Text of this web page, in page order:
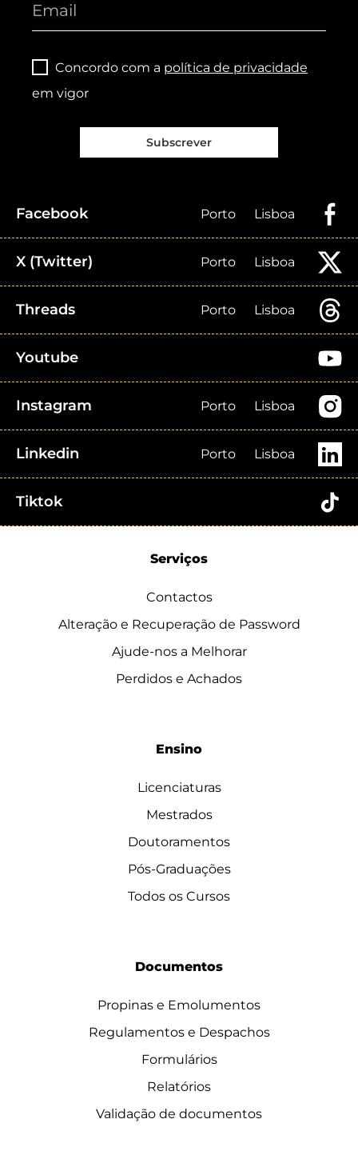
Concordo com a política de privacidade
em vigor
Subscrever
Facebook Porto Lisboa
X (Twitter) Porto Lisboa
Threads Porto Lisboa
Youtube
Instagram Porto Lisboa
Linkedin Porto Lisboa
Tiktok
Serviços
Contactos
Alteração e Recuperação de Password
Ajude-nos a Melhorar
Perdidos e Achados
Ensino
Licenciaturas
Mestrados
Doutoramentos
Pós-Graduações
Todos os Cursos
Documentos
Propinas e Emolumentos
Regulamentos e Despachos
Formulários
Relatórios
Validação de documentos